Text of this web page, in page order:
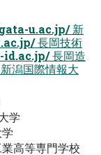
u.ac.jp/ 新
長岡技術
長岡造
国際情報大
学
高等専門学校